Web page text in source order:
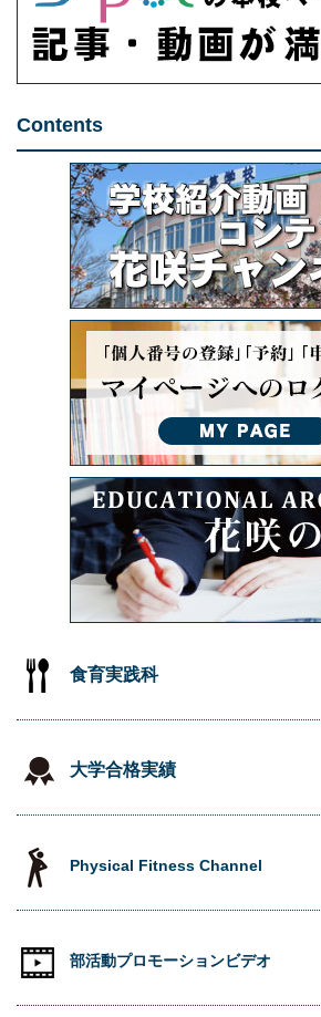
Contents
食育実践科
大学合格実績
Physical Fitness Channel
部活動プロモーションビデオ